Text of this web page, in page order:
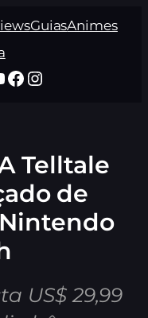
GuiasAnimes
Facebook
Instagram
Telltale
de
US$ 29,99